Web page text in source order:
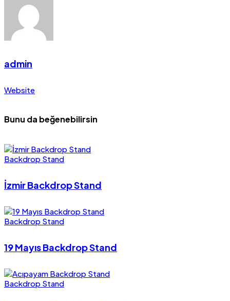
admin
Website
Bunu da beğenebilirsin
Backdrop Stand
İzmir Backdrop Stand
Backdrop Stand
19 Mayıs Backdrop Stand
Backdrop Stand